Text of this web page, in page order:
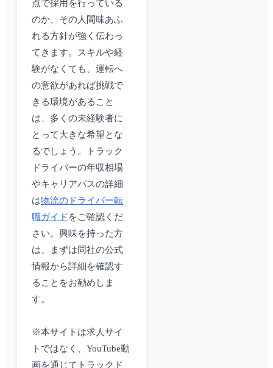
点で採用を行っている
のか、その人間味あふ
れる方針が強く伝わっ
てきます。スキルや経
験がなくても、運転へ
の意欲があれば挑戦で
きる環境があること
は、多くの未経験者に
とって大きな希望とな
るでしょう。トラック
ドライバーの年収相場
やキャリアパスの詳細
は物流のドライバー転
職ガイド をご確認くだ
さい。興味を持った方
は、まずは同社の公式
情報から詳細を確認す
ることをお勧めしま
す。
※本サイトは求人サイ
トではなく、YouTube動
画を通じてトラックド